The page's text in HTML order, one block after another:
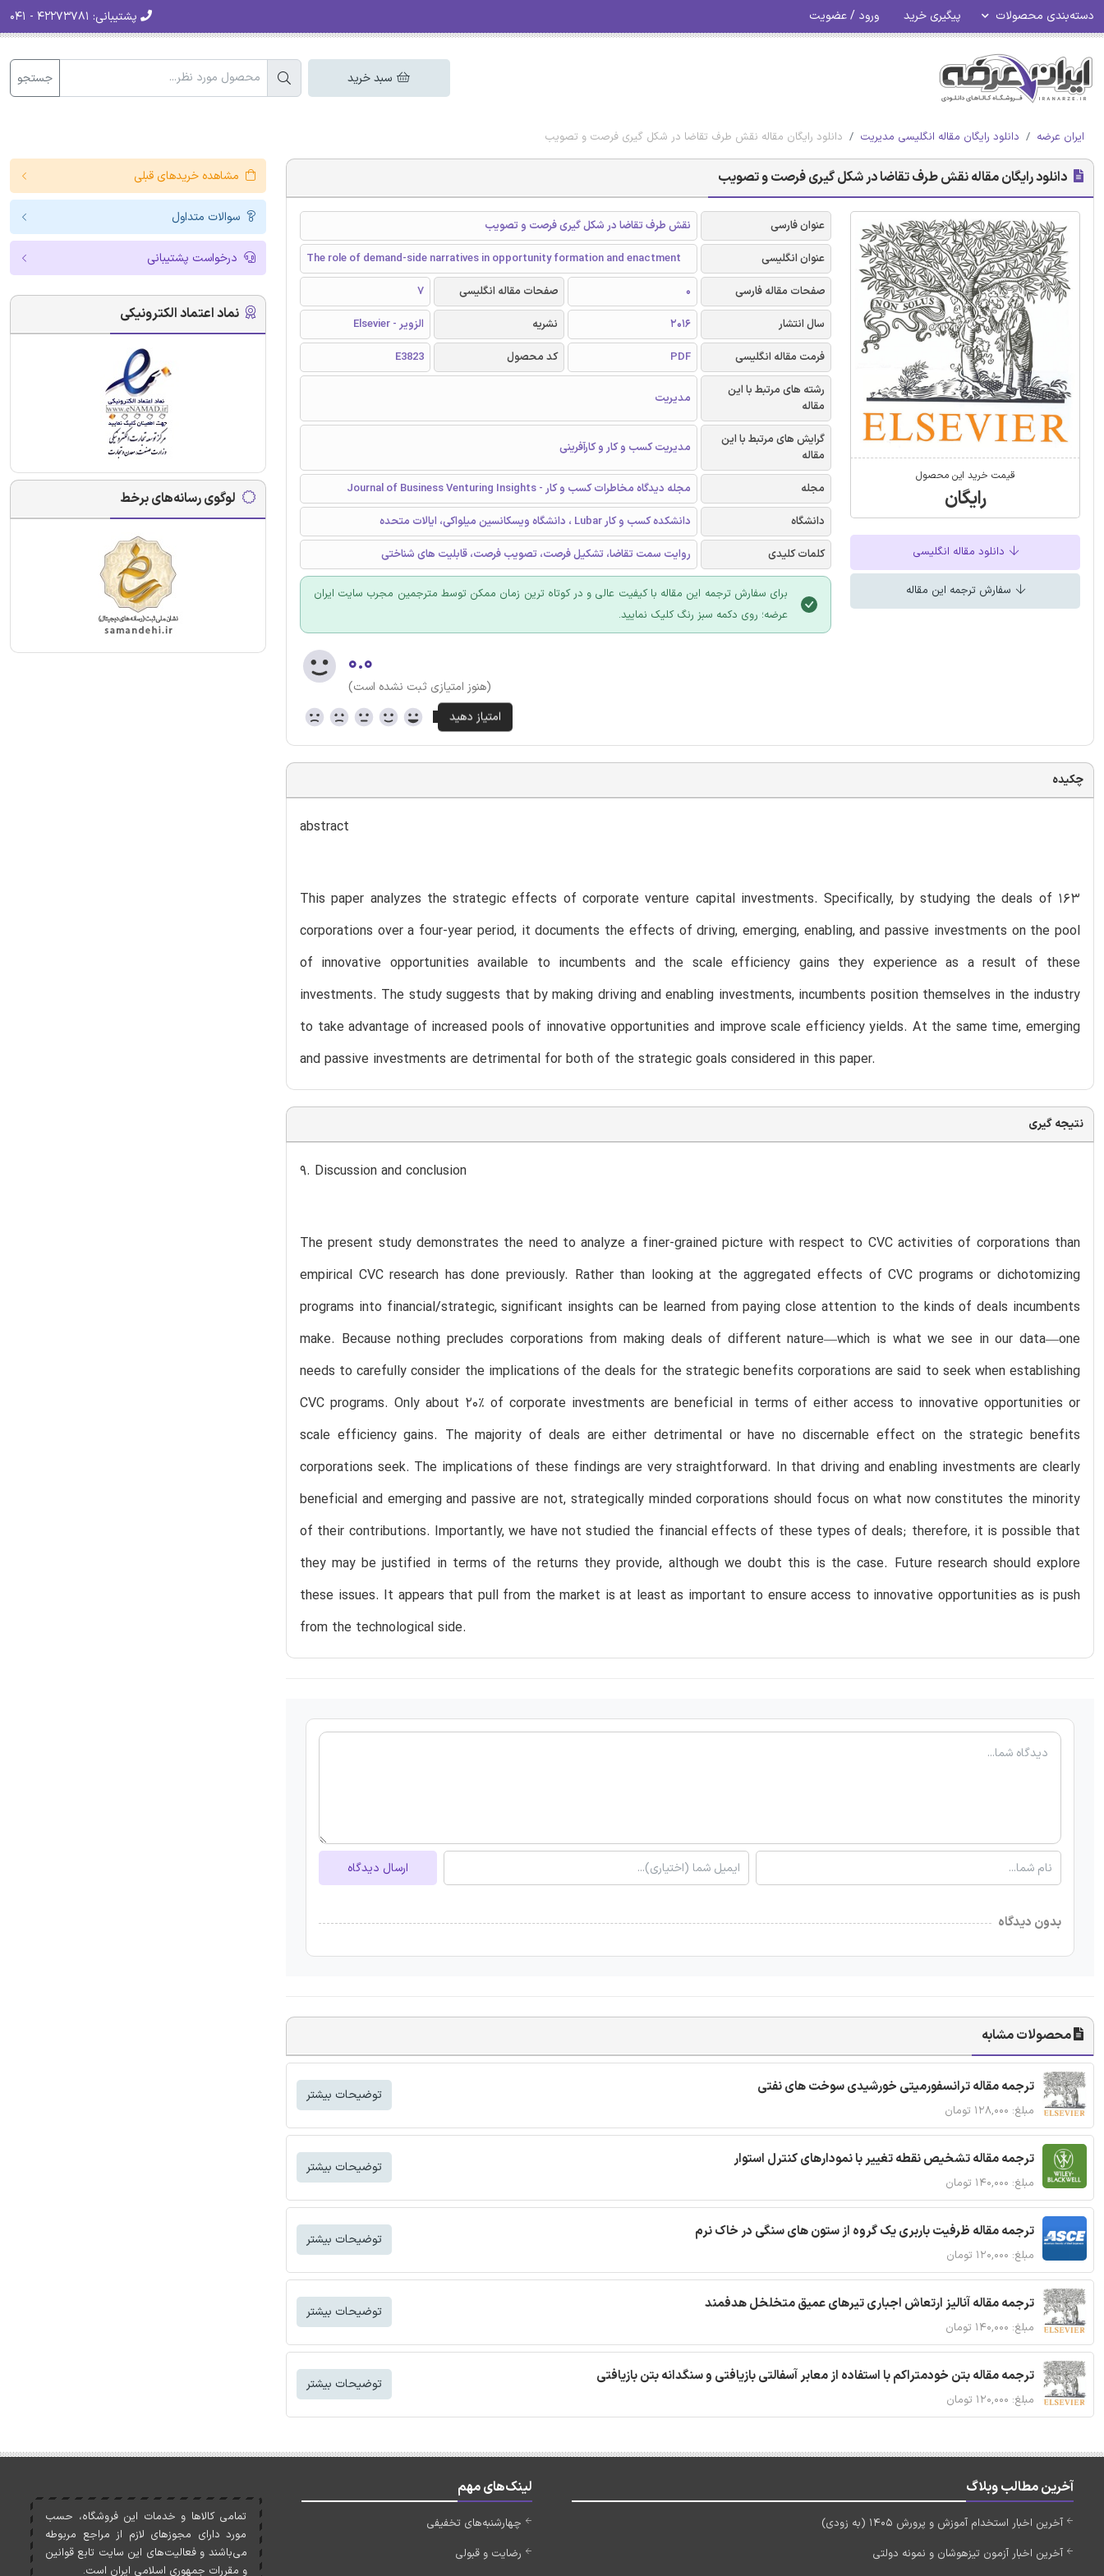
دسته‌بندی محصولات پیگیری خرید ورود / عضویت پشتیبانی:
سبد خرید جستجو
ایران عرضه دانلود رایگان مقاله انگلیسی مدیریت دانلود رایگان مقاله نقش طرف تقاضا در شکل گیری فرصت و تصویب
دانلود رایگان مقاله نقش طرف تقاضا در شکل گیری فرصت و تصویب
قیمت خرید این محصول
رایگان
دانلود مقاله انگلیسی
سفارش ترجمه این مقاله
عنوان فارسی
نقش طرف تقاضا در شکل گیری فرصت و تصویب
عنوان انگلیسی
The role of demand-side narratives in opportunity formation and enactment
صفحات مقاله فارسی
0 صفحات مقاله انگلیسی
7
سال انتشار
2016 نشریه
الزویر - Elsevier
فرمت مقاله انگلیسی
PDF کد محصول
E3823
رشته های مرتبط با این
مقاله
مدیریت
گرایش های مرتبط با این
مقاله
مدیریت کسب و کار و کارآفرینی
مجله
مجله دیدگاه مخاطرات کسب و کار - Journal of Business Venturing Insights
دانشگاه
دانشکده کسب و کار Lubar ، دانشگاه ویسکانسین میلواکی، ایالات متحده
کلمات کلیدی
روایت سمت تقاضا، تشکیل فرصت، تصویب فرصت، قابلیت های شناختی
برای سفارش ترجمه این مقاله با کیفیت عالی و در کوتاه ترین زمان ممکن توسط مترجمین مجرب سایت ایران
عرضه؛ روی دکمه سبز رنگ کلیک نمایید.
۰.۰
(هنوز امتیازی ثبت نشده است)
چکیده
abstract
This paper analyzes the strategic effects of corporate venture capital investments. Specifically, by studying the deals of 163
corporations over a four-year period, it documents the effects of driving, emerging, enabling, and passive investments on the pool
of innovative opportunities available to incumbents and the scale efficiency gains they experience as a result of these
investments. The study suggests that by making driving and enabling investments, incumbents position themselves in the industry
to take advantage of increased pools of innovative opportunities and improve scale efficiency yields. At the same time, emerging
and passive investments are detrimental for both of the strategic goals considered in this paper.
نتیجه گیری
9. Discussion and conclusion
The present study demonstrates the need to analyze a finer-grained picture with respect to CVC activities of corporations than
empirical CVC research has done previously. Rather than looking at the aggregated effects of CVC programs or dichotomizing
programs into financial/strategic, significant insights can be learned from paying close attention to the kinds of deals incumbents
make. Because nothing precludes corporations from making deals of different nature—which is what we see in our data—one
needs to carefully consider the implications of the deals for the strategic benefits corporations are said to seek when establishing
CVC programs. Only about 20% of corporate investments are beneficial in terms of either access to innovative opportunities or
scale efficiency gains. The majority of deals are either detrimental or have no discernable effect on the strategic benefits
corporations seek. The implications of these findings are very straightforward. In that driving and enabling investments are clearly
beneficial and emerging and passive are not, strategically minded corporations should focus on what now constitutes the minority
of their contributions. Importantly, we have not studied the financial effects of these types of deals; therefore, it is possible that
they may be justified in terms of the returns they provide, although we doubt this is the case. Future research should explore
these issues. It appears that pull from the market is at least as important to ensure access to innovative opportunities as is push
from the technological side.
ارسال دیدگاه
بدون دیدگاه
محصولات مشابه
ترجمه مقاله ترانسفورمیتی خورشیدی سوخت های نفتی
مبلغ: ۱۲۸,۰۰۰ تومان
توضیحات بیشتر
ترجمه مقاله تشخیص نقطه تغییر با نمودارهای کنترل استوار
مبلغ: ۱۴۰,۰۰۰ تومان
توضیحات بیشتر
ترجمه مقاله ظرفیت باربری یک گروه از ستون های سنگی در خاک نرم
مبلغ: ۱۲۰,۰۰۰ تومان
توضیحات بیشتر
ترجمه مقاله آنالیز ارتعاش اجباری تیرهای عمیق متخلخل هدفمند
مبلغ: ۱۴۰,۰۰۰ تومان
توضیحات بیشتر
ترجمه مقاله بتن خودمتراکم با استفاده از معابر آسفالتی بازیافتی و سنگدانه بتن بازیافتی
مبلغ: ۱۲۰,۰۰۰ تومان
توضیحات بیشتر
مشاهده خریدهای قبلی
سوالات متداول
درخواست پشتیبانی
نماد اعتماد الکترونیکی
لوگوی رسانه‌های برخط
آخرین مطالب وبلاگ
آخرین اخبار استخدام آموزش و پرورش 1405 (به زودی)
آخرین اخبار آزمون تیزهوشان و نمونه دولتی
لینک‌های مهم
چهارشنبه‌های تخفیفی
رضایت و قبولی
تمامی کالاها و خدمات اين فروشگاه، حسب
مورد دارای مجوزهای لازم از مراجع مربوطه
می‌باشند و فعاليت‌های اين سايت تابع قوانين
و مقررات جمهوری اسلامی ايران است.